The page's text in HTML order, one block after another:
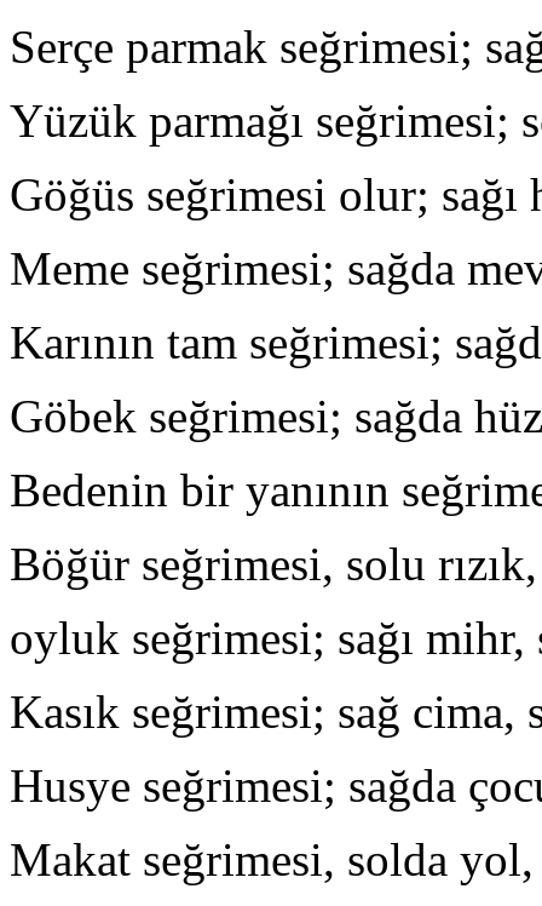
Serçe parmak seğrimesi;
Yüzük parmağı seğrimesi;
Göğüs seğrimesi olur;
Meme seğrimesi; sağda
Karının tam seğrimesi;
Göbek seğrimesi; sağda
Bedenin bir yanının
Böğür seğrimesi, solu
oyluk seğrimesi; sağı
Kasık seğrimesi; sağ cima,
Husye seğrimesi; sağda
Makat seğrimesi, solda yol,